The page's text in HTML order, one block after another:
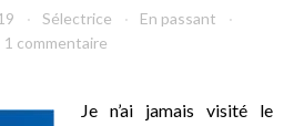
Sélectrice
En passant
1 commentaire
Je n’ai jamais visité le